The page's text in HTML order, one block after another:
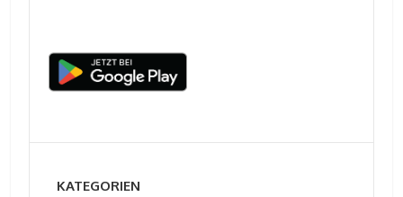
KATEGORIEN